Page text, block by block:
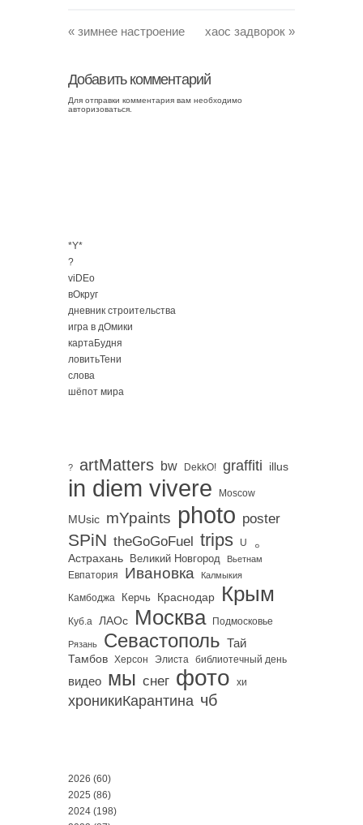
« зимнее настроение хаос задворок »
Добавить комментарий
Для отправки комментария вам необходимо
авторизоваться
*Y*
?
viDEo
вОкруг
дневник строительства
игра в дОмики
картаБудня
ловитьТени
слова
шёпот мира
? artMatters bw DekkO! graffiti illus
in diem vivere Moscow
MUsic mYpaints photo poster
SPiN theGoGoFuel trips U 。
Астрахань Великий Новгород Вьетнам
Евпатория Ивановка Калмыкия
Камбоджа Керчь Краснодар Крым
Куб.а ЛАОс Москва Подмосковье
Рязань Севастополь Тай
Тамбов Херсон Элиста библиотечный день
видео мы снег фото хи
хроникиКарантина чб
2026 (60)
2025 (86)
2024 (198)